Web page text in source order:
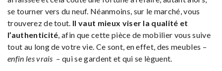
se tourner vers du neuf. Néanmoins, sur le marché, vous
trouverez de tout. Il vaut mieux viser la qualité et
l’authenticité, afin que cette pièce de mobilier vous suive
tout au long de votre vie. Ce sont, en effet, des meubles –
enfin les vrais – qui se gardent et qui se lèguent.